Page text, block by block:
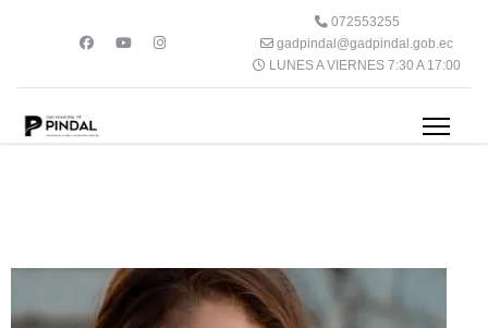
072553255
gadpindal@gadpindal.gob.ec
LUNES A VIERNES 7:30 A 17:00